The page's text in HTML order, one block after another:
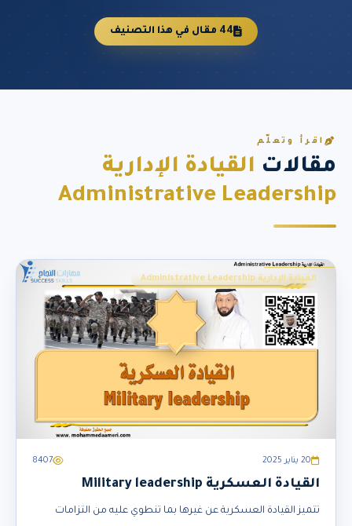
44 مقال في هذا التصنيف
اقرأ وتعلّم
مقالات القيادة الإدارية
Administrative Leadership
القيادة الإدارية Administrative Leadership
20 يناير 2025 8407
القيادة العسكرية Military leadership
تتميز القيادة العسكرية عن غيرها بما تنطوي عليه من التزامات